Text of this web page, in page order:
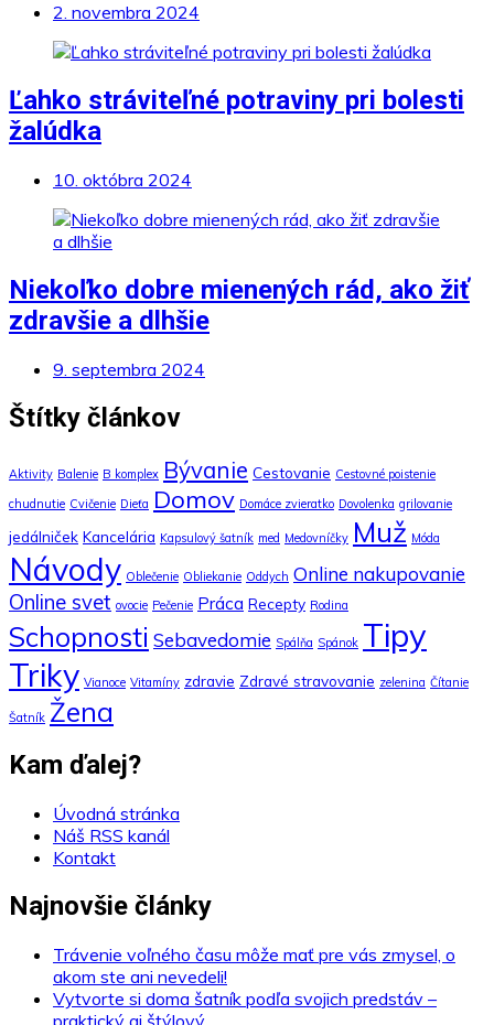
2. novembra 2024
Ľahko stráviteľné potraviny pri bolesti
žalúdka
10. októbra 2024
Niekoľko dobre mienených rád, ako žiť
zdravšie a dlhšie
9. septembra 2024
Štítky článkov
Aktivity Balenie B komplex Bývanie Cestovanie Cestovné poistenie
chudnutie Cvičenie Dieťa Domov Domáce zvieratko Dovolenka grilovanie
jedálniček Kancelária Kapsulový šatník med Medovníčky Muž Móda
Návody Oblečenie Obliekanie Oddych Online nakupovanie
Online svet ovocie Pečenie Práca Recepty Rodina
Schopnosti Sebavedomie Spálňa Spánok Tipy
Triky Vianoce Vitamíny zdravie Zdravé stravovanie zelenina Čítanie
Šatník Žena
Kam ďalej?
Úvodná stránka
Náš RSS kanál
Kontakt
Najnovšie články
Trávenie voľného času môže mať pre vás zmysel, o
akom ste ani nevedeli!
Vytvorte si doma šatník podľa svojich predstáv –